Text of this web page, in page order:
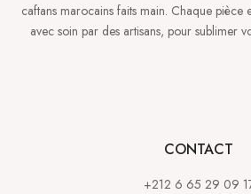
caftans marocains faits main. Chaque pièce
avec soin par des artisans, pour sublimer
CONTACT
+212 6 65 29 09